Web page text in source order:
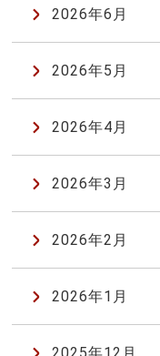
2026年6月
2026年5月
2026年4月
2026年3月
2026年2月
2026年1月